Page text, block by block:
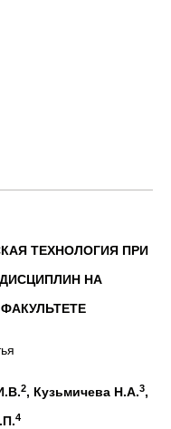
ТЕХНОЛОГИЯ ПРИ
НА
2, Кузьмичева Н.А.3,
4